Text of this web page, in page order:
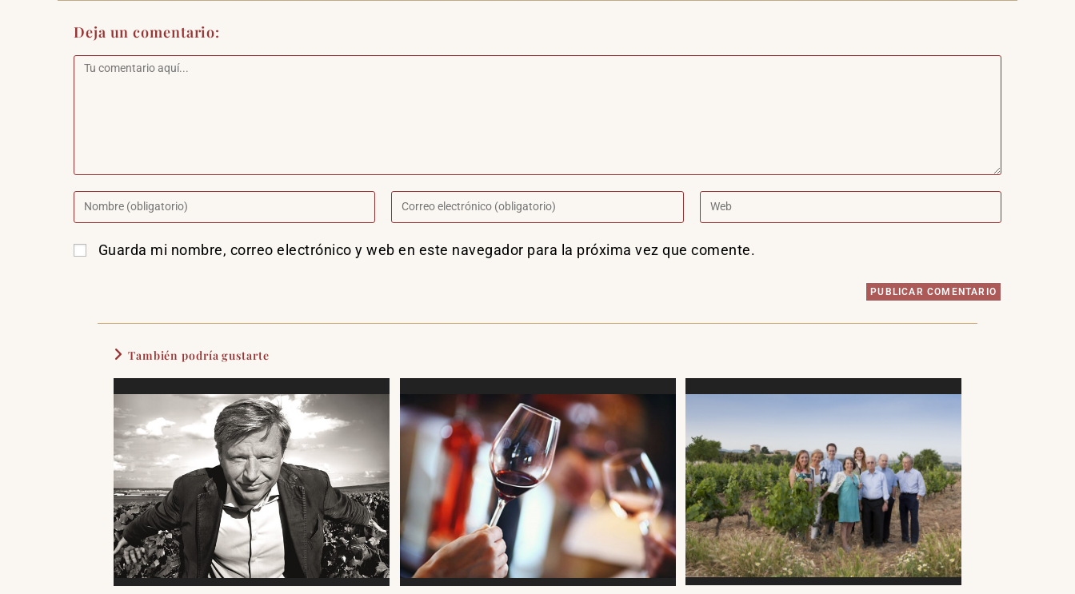
Deja un comentario:
Guarda mi nombre, correo electrónico y web en este navegador para la próxima vez que comente.
También podría gustarte